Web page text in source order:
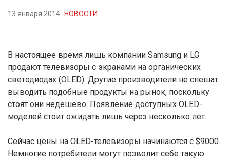
13 января 2014 НОВОСТИ
В настоящее время лишь компании Samsung и LG
продают телевизоры с экранами на органических
светодиодах (OLED). Другие производители не спешат
выводить подобные продукты на рынок, поскольку
стоят они недешево. Появление доступных OLED-
моделей стоит ожидать лишь через несколько лет.
Сейчас цены на OLED-телевизоры начинаются с $9000.
Немногие потребители могут позволит себе такую